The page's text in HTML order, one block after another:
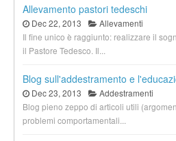
Allevamento pastori tedeschi
Dec 22, 2013
Allevamenti
Il fine unico è raggiunto: realizzare il
il Pastore Tedesco. Il...
Blog sull'addestramento e
Dec 23, 2013
Addestramenti
Blog pieno zeppo di articoli utili
problemi comportamentali...